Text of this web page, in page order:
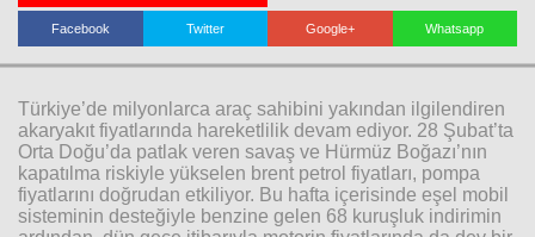
Facebook Twitter Google+ Whatsapp
Türkiye’de milyonlarca araç sahibini yakından ilgilendiren
akaryakıt fiyatlarında hareketlilik devam ediyor. 28 Şubat’ta
Orta Doğu’da patlak veren savaş ve Hürmüz Boğazı’nın
kapatılma riskiyle yükselen brent petrol fiyatları, pompa
fiyatlarını doğrudan etkiliyor. Bu hafta içerisinde eşel mobil
sisteminin desteğiyle benzine gelen 68 kuruşluk indirimin
Haberin Doğru Adresi.